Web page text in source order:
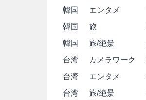
韓国
エンタメ
韓国
旅
韓国
旅/絶景
台湾
カメラワーク
台湾
エンタメ
台湾
旅/絶景